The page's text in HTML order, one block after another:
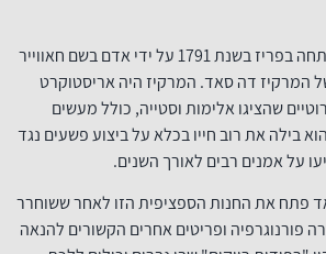
חנות המין הראשונה נפתחה בפריז בשנת 1791 על ידי אדם בשם חאווייר
המרקיז דה סאד. המרקיז היה אריסטוקרט
שהציגו אלימות וסטייה, כולל מעשים
בילה את רוב חייו בכלא על ביצוע פשעים נגד
על אמנים רבים לאורך השנים.
פתח את החנות הספציפית הזו לאחר ששוחרר
פורנוגרפיה ופריטים אחרים הקשורים להנאה